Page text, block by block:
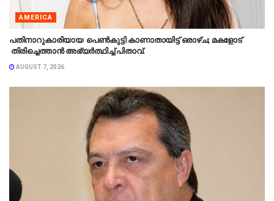
AMERICA
പതിനാറുകാരിയായ പെൺകുട്ടി കാണാതായിട്ട് ഒരാഴ്ച; മകളോട്
തിരിച്ചെത്താൻ അഭ്യർത്ഥിച്ച് പിതാവ്.
AUGUST 7, 2026